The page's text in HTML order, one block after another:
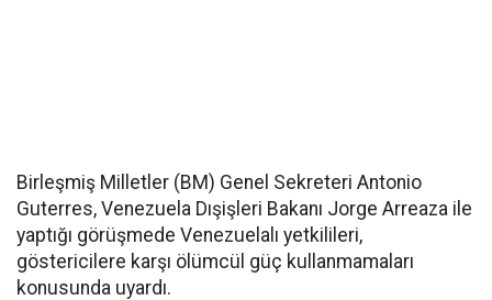
Birleşmiş Milletler (BM) Genel Sekreteri Antonio
Guterres, Venezuela Dışişleri Bakanı Jorge Arreaza ile
yaptığı görüşmede Venezuelalı yetkilileri,
göstericilere karşı ölümcül güç kullanmamaları
konusunda uyardı.